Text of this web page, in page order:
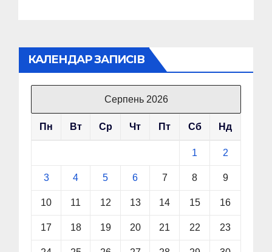
КАЛЕНДАР ЗАПИСІВ
Серпень 2026
Пн Вт Ср Чт Пт Сб Нд
1 2
3 4 5 6 7 8 9
10 11 12 13 14 15 16
17 18 19 20 21 22 23